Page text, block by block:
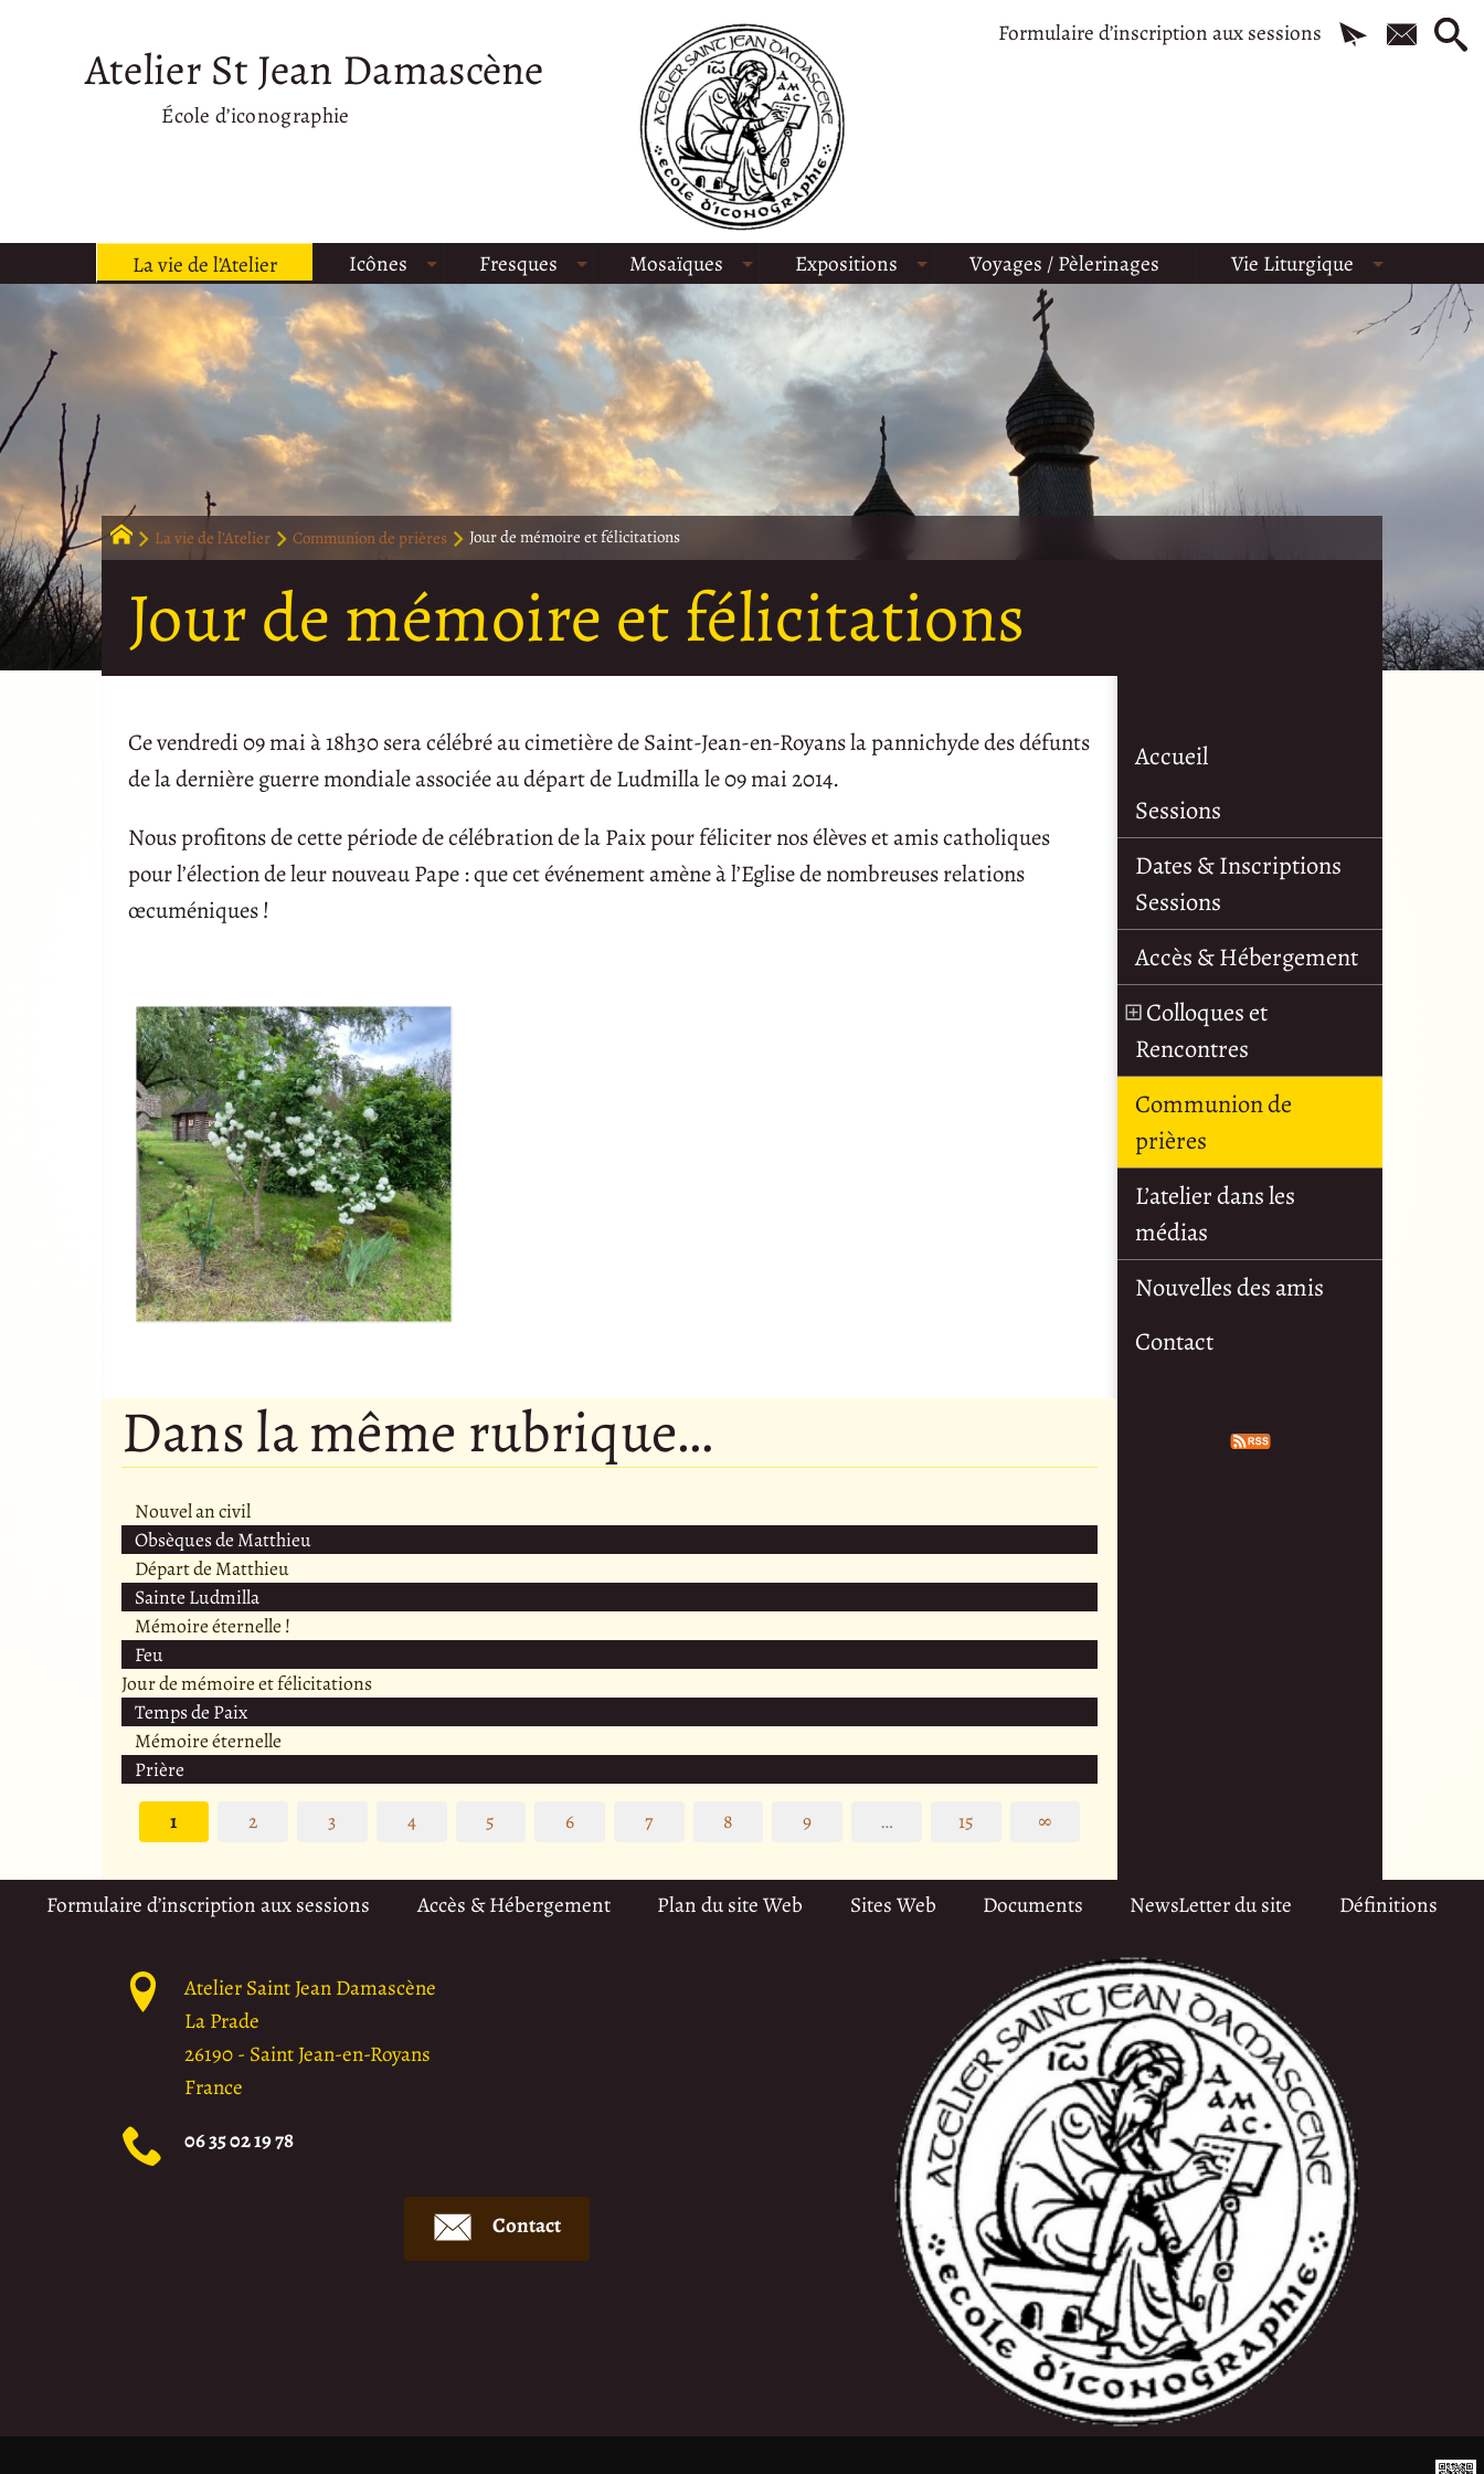
Formulaire d’inscription aux sessions
Atelier St Jean Damascène
École d’iconographie
La vie de l’Atelier Icônes Fresques Mosaïques Expositions Voyages / Pèlerinages Vie Liturgique
La vie de l’Atelier Communion de prières Jour de mémoire et félicitations
Jour de mémoire et félicitations
Ce vendredi 09 mai à 18h30 sera célébré au cimetière de Saint-Jean-en-Royans la pannichyde des défunts
de la dernière guerre mondiale associée au départ de Ludmilla le 09 mai 2014.
Nous profitons de cette période de célébration de la Paix pour féliciter nos élèves et amis catholiques
pour l’élection de leur nouveau Pape : que cet événement amène à l’Eglise de nombreuses relations
œcuméniques !
Dans la même rubrique…
Nouvel an civil
Obsèques de Matthieu
Départ de Matthieu
Sainte Ludmilla
Mémoire éternelle !
Feu
Jour de mémoire et félicitations
Temps de Paix
Mémoire éternelle
Prière
1
2 3 4 5 6 7 8 9 … 15 ∞
Accueil
Sessions
Dates & Inscriptions
Sessions
Accès & Hébergement
Colloques et
Rencontres
Communion de
prières
L’atelier dans les
médias
Nouvelles des amis
Contact
Formulaire d’inscription aux sessions Accès & Hébergement Plan du site Web Sites Web Documents NewsLetter du site Définitions
Atelier Saint Jean Damascène
La Prade
26190- Saint Jean-en-Royans
France
06 35 02 19 78
Contact